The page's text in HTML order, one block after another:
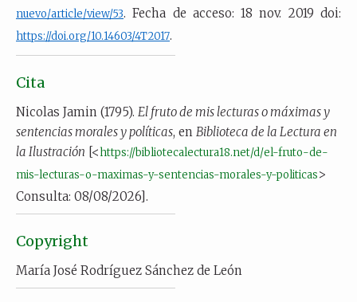
nuevo/article/view/53. Fecha de acceso: 18 nov. 2019 doi:
https://doi.org/10.14603/4T2017.
Cita
Nicolas Jamin (1795). El fruto de mis lecturas o máximas y
sentencias morales y políticas, en Biblioteca de la Lectura en
la Ilustración [<https://bibliotecalectura18.net/d/el-fruto-de-
mis-lecturas-o-maximas-y-sentencias-morales-y-politicas>
Consulta: 08/08/2026].
Copyright
María José Rodríguez Sánchez de León